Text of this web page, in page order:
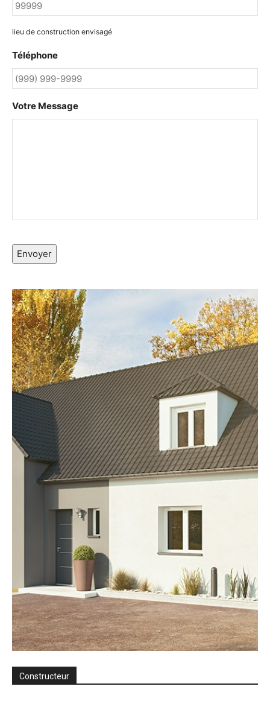
lieu de construction envisagé
Téléphone
Votre Message
Envoyer
Constructeur